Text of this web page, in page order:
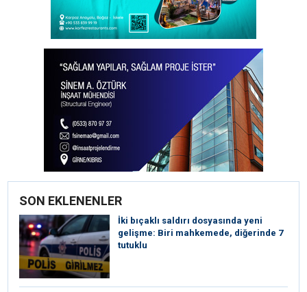
SON EKLENENLER
İki bıçaklı saldırı dosyasında yeni
gelişme: Biri mahkemede, diğerinde 7
tutuklu